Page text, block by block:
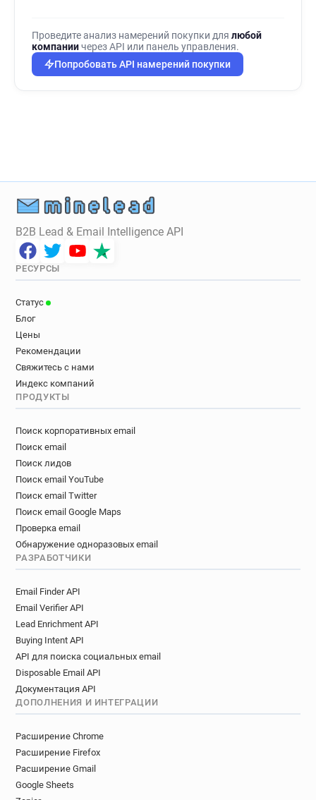
Проведите анализ намерений покупки для любой
компаниичерез API или панель управления.
Попробовать API намерений покупки
B2B Lead & Email Intelligence API
РЕСУРСЫ
Статус
Блог
Цены
Рекомендации
Свяжитесь с нами
Индекс компаний
ПРОДУКТЫ
Поиск корпоративных email
Поиск email
Поиск лидов
Поиск email YouTube
Поиск email Twitter
Поиск email Google Maps
Проверка email
Обнаружение одноразовых email
РАЗРАБОТЧИКИ
Email Finder API
Email Verifier API
Lead Enrichment API
Buying Intent API
API для поиска социальных email
Disposable Email API
Документация API
ДОПОЛНЕНИЯ И ИНТЕГРАЦИИ
Расширение Chrome
Расширение Firefox
Расширение Gmail
Google Sheets